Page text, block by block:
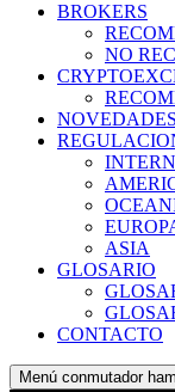
BROKERS
NO
NOVEDADES
ASIA
GLOSARIO
CONTACTO
Menú conmutador